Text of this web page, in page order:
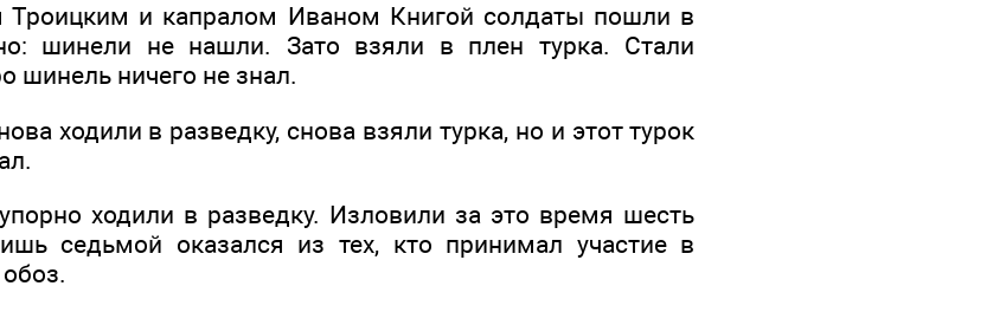
Троицким и капралом Иваном Книгой солдаты пошли в
шинели не нашли. Зато взяли в плен турка. Стали
шинель ничего не знал.
ходили в разведку, снова взяли турка, но и этот турок
ходили в разведку. Изловили за это время шесть
седьмой оказался из тех, кто принимал участие в